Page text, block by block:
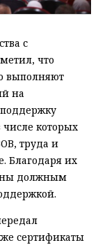
с
что
выполняют
на
которых
труда и
Благодаря их
должным
сертификаты